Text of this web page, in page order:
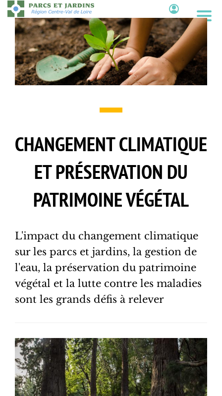
Aller
au
contenu
principal
Contenu
CHANGEMENT CLIMATIQUE
ET PRÉSERVATION DU
PATRIMOINE VÉGÉTAL
L'impact du changement climatique
sur les parcs et jardins, la gestion de
l'eau, la préservation du patrimoine
végétal et la lutte contre les maladies
sont les grands défis à relever